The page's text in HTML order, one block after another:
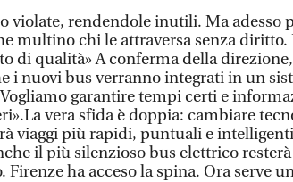
violate, rendendole inutili. Ma adesso
multino chi le attraversa senza diritto.
di qualità» A conferma della direzione,
i nuovi bus verranno integrati in un
garantire tempi certi e
vera sfida è doppia: cambiare
viaggi più rapidi, puntuali e
il più silenzioso bus elettrico
Firenze ha acceso la spina. Ora serve